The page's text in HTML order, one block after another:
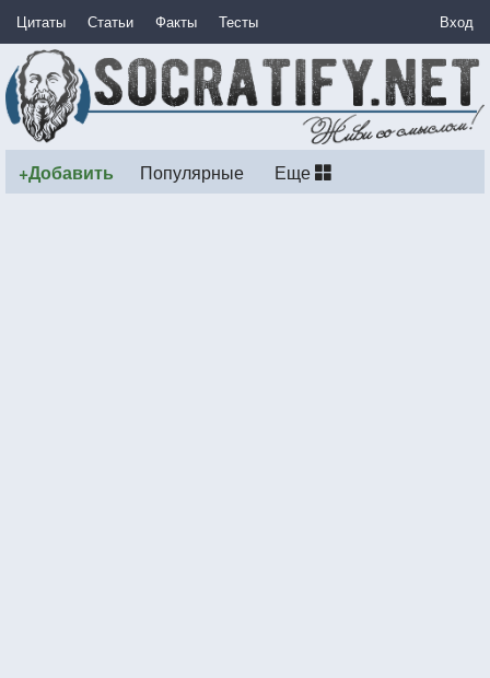
Цитаты Статьи Факты Тесты Вход
+Добавить Популярные Еще